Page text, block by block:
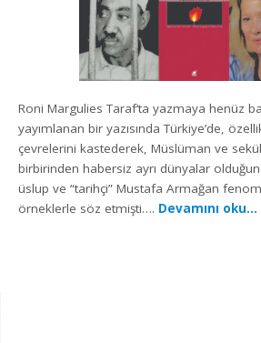
Roni Margulies Taraf‘ta yazmaya henüz
yayımlanan bir yazısında Türkiye’de,
çevrelerini kastederek, Müslüman ve
birbirinden habersiz ayrı dünyalar
üslup ve “tarihçi” Mustafa Armağan
örneklerle söz etmişti…. Devamını oku…